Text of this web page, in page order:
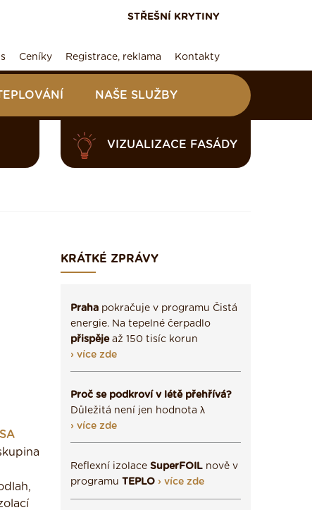
STŘEŠNÍ KRYTINY
Ceníky Registrace, reklama Kontakty
NAŠE SLUŽBY
VIZUALIZACE FASÁDY
KRÁTKÉ ZPRÁVY
Praha pokračuje v programu Čistá
energie. Na tepelné čerpadlo
přispějeaž 150 tisíc korun
› více zde
Proč se podkroví v létě přehřívá?
Důležitá není jen hodnota λ
› více zde
Reflexní izolace SuperFOIL nově v
programu TEPLO › více zde